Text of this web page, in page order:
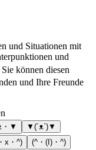
und Situationen mit
und
und Ihre Freunde
・▼
▼(´ᴥ`)▼
x・^)
(^・(I)・^)